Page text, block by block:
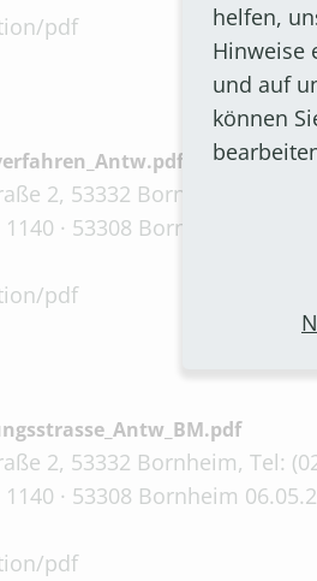
pdf
2, 53332 Bornheim, Tel:
· 53308 Bornheim
pdf
2, 53332 Bornheim, Tel:
· 53308 Bornheim
pdf
helfen,
Hinweise
und auf
können